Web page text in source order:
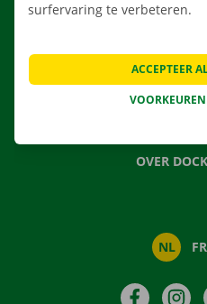
OVER
NL FR
Facebook
surfervaring te verbeteren.
ACCEPTEER